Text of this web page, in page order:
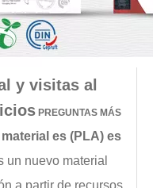
y visitas al
PREGUNTAS MÁS
es (PLA) es
un nuevo material
a partir de recursos